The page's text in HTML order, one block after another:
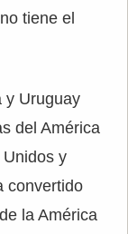
tiene el
y Uruguay
del América
Unidos y
convertido
la América